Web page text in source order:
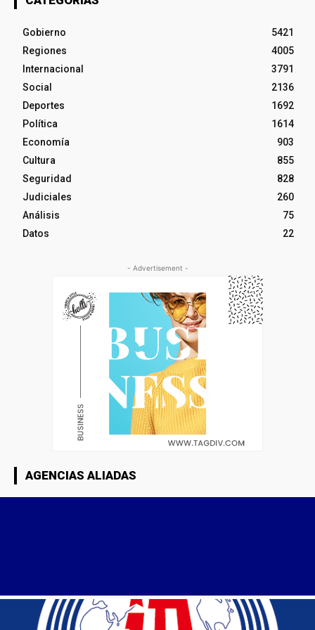
Gobierno
5421
Regiones
4005
Internacional
3791
Social
2136
Deportes
1692
Política
1614
Economía
903
Cultura
855
Seguridad
828
Judiciales
260
Análisis
75
Datos
22
- Advertisement -
AGENCIAS ALIADAS